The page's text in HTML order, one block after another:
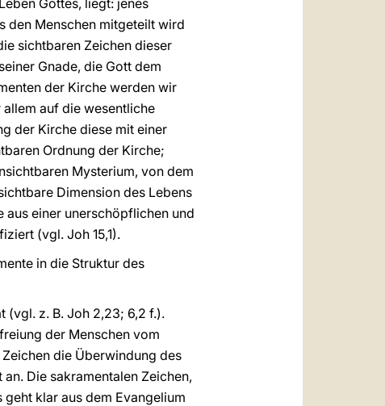
Gottes, liegt: jenes
den Menschen mitgeteilt wird
sichtbaren Zeichen dieser
Gnade, die Gott dem
der Kirche werden wir
auf die wesentliche
der Kirche diese mit einer
Ordnung der Kirche;
Mysterium, von dem
Dimension des Lebens
aus einer unerschöpflichen und
(vgl. Joh 15,1).
in die Struktur des
(vgl. z. B. Joh 2,23; 6,2 f.).
der Menschen vom
die Überwindung des
Die sakramentalen Zeichen,
klar aus dem Evangelium